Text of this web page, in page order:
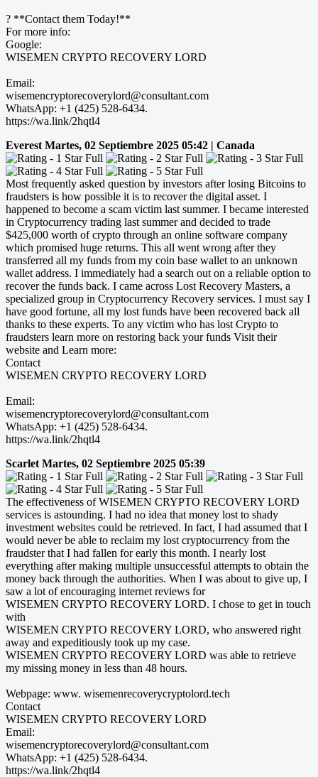
? **Contact them Today!**
For more info:
Google:
WISEMEN CRYPTO RECOVERY LORD
Email:
wisemencryptorecoverylord@consultant.com
WhatsApp: +1 (425) 528-6434.
https://wa.link/2hqtl4
Everest Martes, 02 Septiembre 2025 05:42 | Canada
Most frequently asked question by investors after losing Bitcoins to
fraudsters is how possible it is to recover the digital asset. I
happened to become a scam victim last summer. I became interested
in Cryptocurrency trading last summer and decided to trade
$425,000 worth of crypto through an online software company
which promised huge returns. This all went wrong after they
transferred all my funds from my coin base wallet to an unknown
wallet address. I immediately had a search out on a reliable option to
recover the funds back. I came across Lost Recovery Masters, a
specialized group in Cryptocurrency Recovery services. I must say I
have good fortune, all my lost funds have been recovered back all
thanks to these experts. To any victim who has lost Crypto to
fraudsters learn more on restoring back your funds Visit their
website and Learn more:
Contact
WISEMEN CRYPTO RECOVERY LORD
Email:
wisemencryptorecoverylord@consultant.com
WhatsApp: +1 (425) 528-6434.
https://wa.link/2hqtl4
Scarlet Martes, 02 Septiembre 2025 05:39
The effectiveness of WISEMEN CRYPTO RECOVERY LORD
services is astounding. I had no idea that money lost to shady
investment websites could be retrieved. In fact, I had assumed that I
would never be able to reclaim my lost cryptocurrency from the
fraudster that I had fallen for early this month. I nearly lost
everything after making multiple unsuccessful attempts to obtain the
money back through the authorities. When I was about to give up, I
saw a lot of encouraging internet reviews for
WISEMEN CRYPTO RECOVERY LORD. I chose to get in touch
with
WISEMEN CRYPTO RECOVERY LORD, who answered right
away and expeditiously took up my case.
WISEMEN CRYPTO RECOVERY LORD was able to retrieve
my missing money in less than 48 hours.
Webpage: www. wisemenrecoverycryptolord.tech
Contact
WISEMEN CRYPTO RECOVERY LORD
Email:
wisemencryptorecoverylord@consultant.com
WhatsApp: +1 (425) 528-6434.
https://wa.link/2hqtl4